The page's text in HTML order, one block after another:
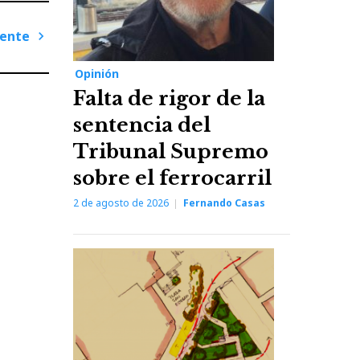
Opinión
Falta de rigor de la
sentencia del
Tribunal Supremo
sobre el ferrocarril
2 de agosto de 2026 Fernando Casas